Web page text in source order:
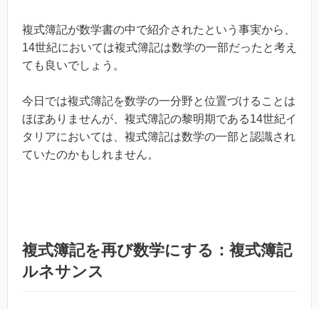
複式簿記が数学書の中で紹介されたという事実から、
14世紀においては複式簿記は数学の一部だったと考え
ても良いでしょう。
今日では複式簿記を数学の一分野と位置づけることは
ほぼありませんが、複式簿記の黎明期である14世紀イ
タリアにおいては、複式簿記は数学の一部と認識され
ていたのかもしれません。
複式簿記を再び数学にする：複式簿記
ルネサンス